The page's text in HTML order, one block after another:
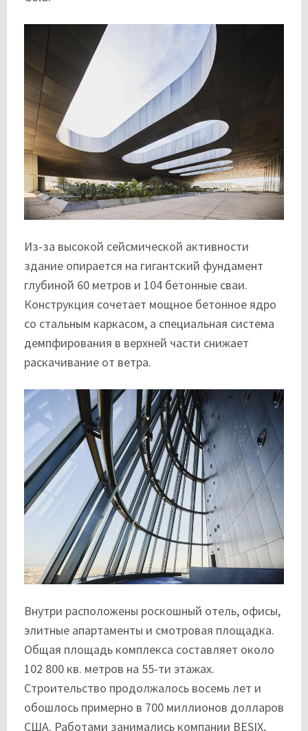
Из-за высокой сейсмической активности
здание опирается на гигантский фундамент
глубиной 60 метров и 104 бетонные сваи.
Конструкция сочетает мощное бетонное ядро
со стальным каркасом, а специальная система
демпфирования в верхней части снижает
раскачивание от ветра.
Внутри расположены роскошный отель, офисы,
элитные апартаменты и смотровая площадка.
Общая площадь комплекса составляет около
102 800 кв. метров на 55-ти этажах.
Строительство продолжалось восемь лет и
обошлось примерно в 700 миллионов долларов
США. Работами занимались компании BESIX,